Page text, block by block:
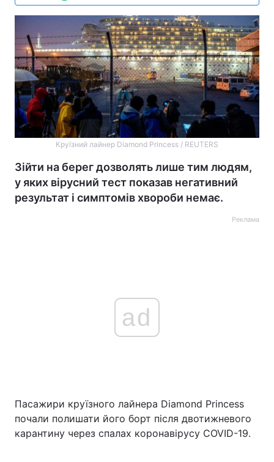
Круїзний лайнер Diamond Princess / REUTERS
Зійти на берег дозволять лише тим людям,
у яких вірусний тест показав негативний
результат і симптомів хвороби немає.
Реклама
ad
Пасажири круїзного лайнера Diamond Princess
почали полишати його борт після двотижневого
карантину через спалах коронавірусу COVID-19.